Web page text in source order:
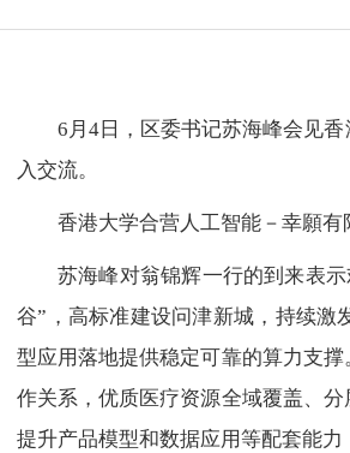
6月4日，区委书记苏海峰会见
入交流。
香港大学合营人工智能－幸願有
苏海峰对翁锦辉一行的到来表
谷”，高标准建设问津新城，持续激
型应用落地提供稳定可靠的算力支
作关系，优质医疗资源全域覆盖、
提升产品模型和数据应用等配套能